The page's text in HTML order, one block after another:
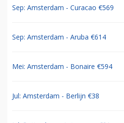
Sep: Amsterdam - Curacao €569
Sep: Amsterdam - Aruba €614
Mei: Amsterdam - Bonaire €594
Jul: Amsterdam - Berlijn €38